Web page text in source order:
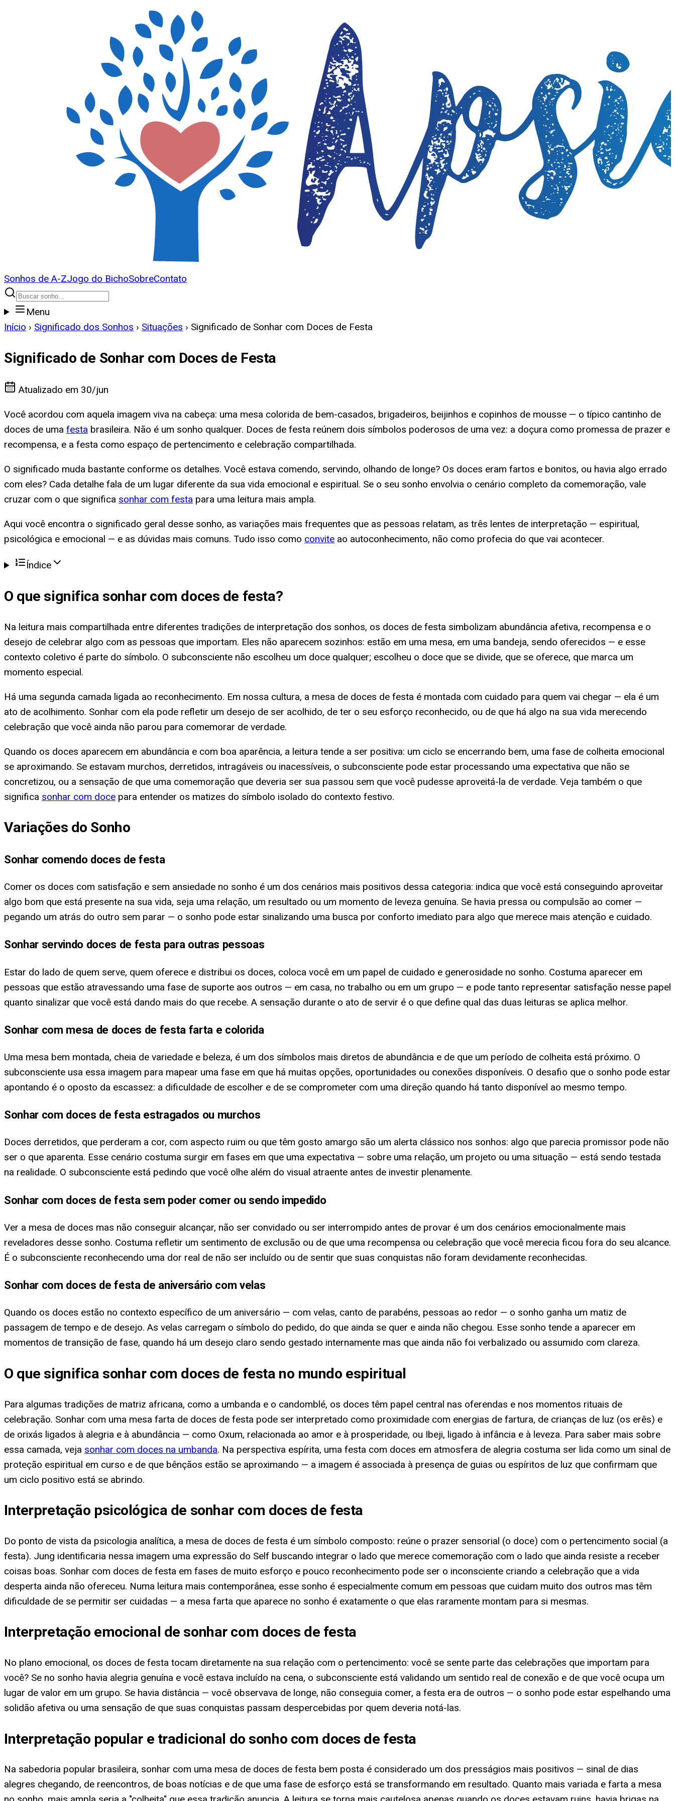
Sonhos de A-ZJogo do BichoSobreContato
Menu
Início › Significado dos Sonhos › Situações › Significado de Sonhar com Doces de Festa
Significado de Sonhar com Doces de Festa
Atualizado em 30/jun
Você acordou com aquela imagem viva na cabeça: uma mesa colorida de bem-casados, brigadeiros, beijinhos e copinhos de mousse — o típico cantinho de
doces de uma festa brasileira. Não é um sonho qualquer. Doces de festa reúnem dois símbolos poderosos de uma vez: a doçura como promessa de prazer e
recompensa, e a festa como espaço de pertencimento e celebração compartilhada.
O significado muda bastante conforme os detalhes. Você estava comendo, servindo, olhando de longe? Os doces eram fartos e bonitos, ou havia algo errado
com eles? Cada detalhe fala de um lugar diferente da sua vida emocional e espiritual. Se o seu sonho envolvia o cenário completo da comemoração, vale
cruzar com o que significa sonhar com festa para uma leitura mais ampla.
Aqui você encontra o significado geral desse sonho, as variações mais frequentes que as pessoas relatam, as três lentes de interpretação — espiritual,
psicológica e emocional — e as dúvidas mais comuns. Tudo isso como convite ao autoconhecimento, não como profecia do que vai acontecer.
Índice
O que significa sonhar com doces de festa?
Na leitura mais compartilhada entre diferentes tradições de interpretação dos sonhos, os doces de festa simbolizam abundância afetiva, recompensa e o
desejo de celebrar algo com as pessoas que importam. Eles não aparecem sozinhos: estão em uma mesa, em uma bandeja, sendo oferecidos — e esse
contexto coletivo é parte do símbolo. O subconsciente não escolheu um doce qualquer; escolheu o doce que se divide, que se oferece, que marca um
momento especial.
Há uma segunda camada ligada ao reconhecimento. Em nossa cultura, a mesa de doces de festa é montada com cuidado para quem vai chegar — ela é um
ato de acolhimento. Sonhar com ela pode refletir um desejo de ser acolhido, de ter o seu esforço reconhecido, ou de que há algo na sua vida merecendo
celebração que você ainda não parou para comemorar de verdade.
Quando os doces aparecem em abundância e com boa aparência, a leitura tende a ser positiva: um ciclo se encerrando bem, uma fase de colheita emocional
se aproximando. Se estavam murchos, derretidos, intragáveis ou inacessíveis, o subconsciente pode estar processando uma expectativa que não se
concretizou, ou a sensação de que uma comemoração que deveria ser sua passou sem que você pudesse aproveitá-la de verdade. Veja também o que
significa sonhar com doce para entender os matizes do símbolo isolado do contexto festivo.
Variações do Sonho
Sonhar comendo doces de festa
Comer os doces com satisfação e sem ansiedade no sonho é um dos cenários mais positivos dessa categoria: indica que você está conseguindo aproveitar
algo bom que está presente na sua vida, seja uma relação, um resultado ou um momento de leveza genuína. Se havia pressa ou compulsão ao comer —
pegando um atrás do outro sem parar — o sonho pode estar sinalizando uma busca por conforto imediato para algo que merece mais atenção e cuidado.
Sonhar servindo doces de festa para outras pessoas
Estar do lado de quem serve, quem oferece e distribui os doces, coloca você em um papel de cuidado e generosidade no sonho. Costuma aparecer em
pessoas que estão atravessando uma fase de suporte aos outros — em casa, no trabalho ou em um grupo — e pode tanto representar satisfação nesse papel
quanto sinalizar que você está dando mais do que recebe. A sensação durante o ato de servir é o que define qual das duas leituras se aplica melhor.
Sonhar com mesa de doces de festa farta e colorida
Uma mesa bem montada, cheia de variedade e beleza, é um dos símbolos mais diretos de abundância e de que um período de colheita está próximo. O
subconsciente usa essa imagem para mapear uma fase em que há muitas opções, oportunidades ou conexões disponíveis. O desafio que o sonho pode estar
apontando é o oposto da escassez: a dificuldade de escolher e de se comprometer com uma direção quando há tanto disponível ao mesmo tempo.
Sonhar com doces de festa estragados ou murchos
Doces derretidos, que perderam a cor, com aspecto ruim ou que têm gosto amargo são um alerta clássico nos sonhos: algo que parecia promissor pode não
ser o que aparenta. Esse cenário costuma surgir em fases em que uma expectativa — sobre uma relação, um projeto ou uma situação — está sendo testada
na realidade. O subconsciente está pedindo que você olhe além do visual atraente antes de investir plenamente.
Sonhar com doces de festa sem poder comer ou sendo impedido
Ver a mesa de doces mas não conseguir alcançar, não ser convidado ou ser interrompido antes de provar é um dos cenários emocionalmente mais
reveladores desse sonho. Costuma refletir um sentimento de exclusão ou de que uma recompensa ou celebração que você merecia ficou fora do seu alcance.
É o subconsciente reconhecendo uma dor real de não ser incluído ou de sentir que suas conquistas não foram devidamente reconhecidas.
Sonhar com doces de festa de aniversário com velas
Quando os doces estão no contexto específico de um aniversário — com velas, canto de parabéns, pessoas ao redor — o sonho ganha um matiz de
passagem de tempo e de desejo. As velas carregam o símbolo do pedido, do que ainda se quer e ainda não chegou. Esse sonho tende a aparecer em
momentos de transição de fase, quando há um desejo claro sendo gestado internamente mas que ainda não foi verbalizado ou assumido com clareza.
O que significa sonhar com doces de festa no mundo espiritual
Para algumas tradições de matriz africana, como a umbanda e o candomblé, os doces têm papel central nas oferendas e nos momentos rituais de
celebração. Sonhar com uma mesa farta de doces de festa pode ser interpretado como proximidade com energias de fartura, de crianças de luz (os erês) e
de orixás ligados à alegria e à abundância — como Oxum, relacionada ao amor e à prosperidade, ou Ibeji, ligado à infância e à leveza. Para saber mais sobre
essa camada, veja sonhar com doces na umbanda. Na perspectiva espírita, uma festa com doces em atmosfera de alegria costuma ser lida como um sinal de
proteção espiritual em curso e de que bênçãos estão se aproximando — a imagem é associada à presença de guias ou espíritos de luz que confirmam que
um ciclo positivo está se abrindo.
Interpretação psicológica de sonhar com doces de festa
Do ponto de vista da psicologia analítica, a mesa de doces de festa é um símbolo composto: reúne o prazer sensorial (o doce) com o pertencimento social (a
festa). Jung identificaria nessa imagem uma expressão do Self buscando integrar o lado que merece comemoração com o lado que ainda resiste a receber
coisas boas. Sonhar com doces de festa em fases de muito esforço e pouco reconhecimento pode ser o inconsciente criando a celebração que a vida
desperta ainda não ofereceu. Numa leitura mais contemporânea, esse sonho é especialmente comum em pessoas que cuidam muito dos outros mas têm
dificuldade de se permitir ser cuidadas — a mesa farta que aparece no sonho é exatamente o que elas raramente montam para si mesmas.
Interpretação emocional de sonhar com doces de festa
No plano emocional, os doces de festa tocam diretamente na sua relação com o pertencimento: você se sente parte das celebrações que importam para
você? Se no sonho havia alegria genuína e você estava incluído na cena, o subconsciente está validando um sentido real de conexão e de que você ocupa um
lugar de valor em um grupo. Se havia distância — você observava de longe, não conseguia comer, a festa era de outros — o sonho pode estar espelhando uma
solidão afetiva ou uma sensação de que suas conquistas passam despercebidas por quem deveria notá-las.
Interpretação popular e tradicional do sonho com doces de festa
Na sabedoria popular brasileira, sonhar com uma mesa de doces de festa bem posta é considerado um dos presságios mais positivos — sinal de dias
alegres chegando, de reencontros, de boas notícias e de que uma fase de esforço está se transformando em resultado. Quanto mais variada e farta a mesa